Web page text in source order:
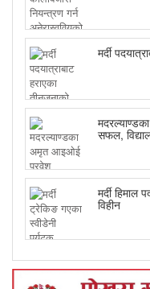
मर्दी
सफल,
मर्दी हिमाल
विहीन